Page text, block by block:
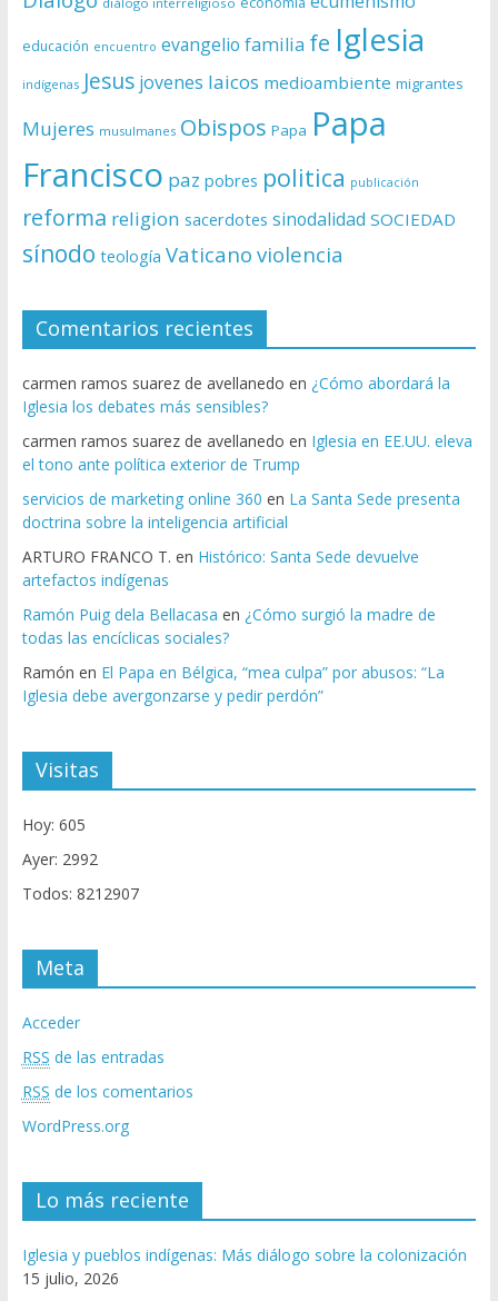
educación encuentro evangelio familia fe Iglesia
indígenas Jesus jovenes laicos medioambiente migrantes
Mujeres musulmanes Obispos Papa Papa
Francisco paz pobres politica publicación
reforma religion sacerdotes sinodalidad SOCIEDAD
sínodo teología Vaticano violencia
Comentarios recientes
carmen ramos suarez de avellanedo en ¿Cómo abordará la
Iglesia los debates más sensibles?
carmen ramos suarez de avellanedo en Iglesia en EE.UU. eleva
el tono ante política exterior de Trump
servicios de marketing online 360 en La Santa Sede presenta
doctrina sobre la inteligencia artificial
ARTURO FRANCO T. en Histórico: Santa Sede devuelve
artefactos indígenas
Ramón Puig dela Bellacasa en ¿Cómo surgió la madre de
todas las encíclicas sociales?
Ramón en El Papa en Bélgica, “mea culpa” por abusos: “La
Iglesia debe avergonzarse y pedir perdón”
Visitas
Hoy: 605
Ayer: 2992
Todos: 8212907
Meta
Acceder
RSS de las entradas
RSS de los comentarios
WordPress.org
Lo más reciente
Iglesia y pueblos indígenas: Más diálogo sobre la colonización
15 julio, 2026